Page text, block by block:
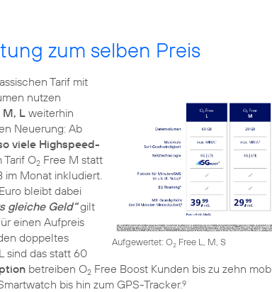
zum selben Preis
Aufgewertet: O2Free L, M, S
Tarif mit
nutzen
M, L weiterhin
Neuerung: Ab
viele Highspeed-
Tarif O2 Free M statt
im Monat inkludiert.
bleibt dabei
gleiche Geld“gilt
einen Aufpreis
doppeltes
sind das statt 60
betreiben O2 Free Boost Kunden bis zu zehn
bis hin zum GPS-Tracker.9